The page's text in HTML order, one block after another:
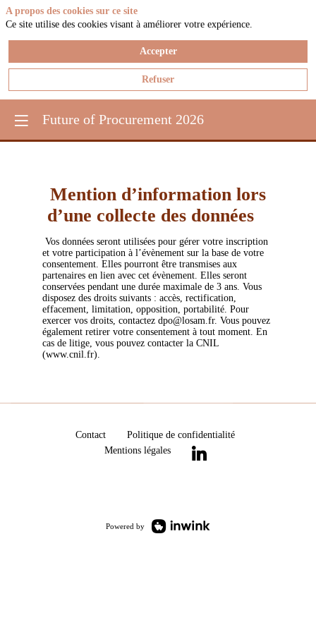
Future of Procurement 2026
Mention d’information lors
d’une collecte des données
Vos données seront utilisées pour gérer votre inscription
et votre participation à l’évènement sur la base de votre
consentement. Elles pourront être transmises aux
partenaires en lien avec cet évènement. Elles seront
conservées pendant une durée maximale de 3 ans. Vous
disposez des droits suivants : accès, rectification,
effacement, limitation, opposition, portabilité. Pour
exercer vos droits, contactez dpo@losam.fr. Vous pouvez
également retirer votre consentement à tout moment. En
cas de litige, vous pouvez contacter la CNIL
(www.cnil.fr).
Contact
Politique de confidentialité
Mentions légales
Powered by
A propos des cookies sur ce site
Ce site utilise des cookies visant à améliorer votre expérience.
Accepter
Refuser